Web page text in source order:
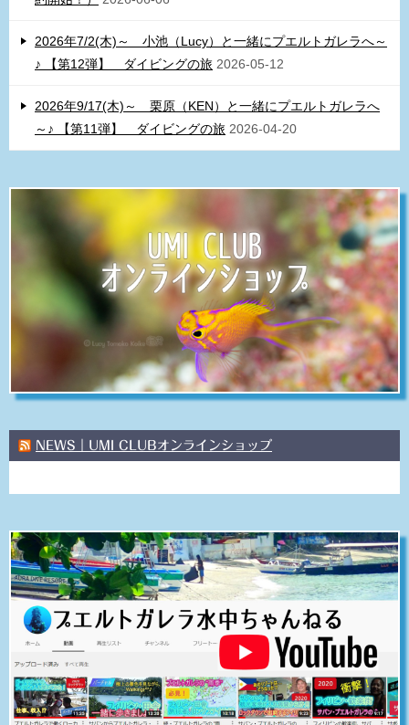
2026年7/2(木)～ 小池（Lucy）と一緒にプエルトガレラへ～
♪ 【第12弾】 ダイビングの旅 2026-05-12
2026年9/17(木)～ 栗原（KEN）と一緒にプエルトガレラへ
～♪ 【第11弾】 ダイビングの旅 2026-04-20
NEWS｜UMI CLUBオンラインショップ